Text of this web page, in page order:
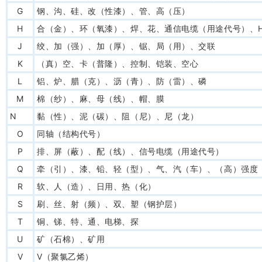
G
钢、沟、硅、改（性漆）、管、高（压）
H
合（金）、环（氧漆）、焊、花、通信电缆（用途代号）
J
绞、加（强）、加（厚）、锯、局（用）、交联
K
（真）空、卡（普隆）、控制、铠装、空心
L
铝、炉、腊（克）、沥（青）、防（雷）、磷
M
棉（纱）、麻、母（线）、帽、膜
N
黏（性）、泥（碳）、阻（尼）、尼（龙）
O
同轴（结构代号）
P
排、屏（蔽）、配（线）、信号电缆（用途代号）
Q
牵（引）、漆、铅、轻（型）、气、汽（车）、（高）强度
R
软、人（造）、日用、热（化）
S
刷、丝、射（频）、双、塑（钢护层）
T
铜、锑、特、通、电梯、探
U
矿（石棉）、矿用
V
V（聚氯乙烯）